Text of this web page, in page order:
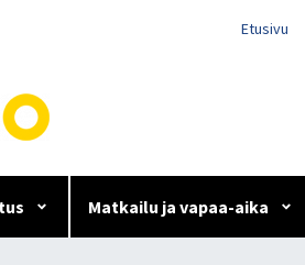
Etusivu
Matkailu ja vapaa-aika